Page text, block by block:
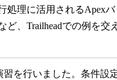
理に活用されるApex
、Trailheadでの例を交
を行いました。条件設